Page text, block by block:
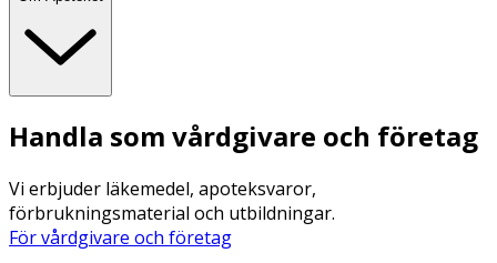
Handla som vårdgivare och företag
Vi erbjuder läkemedel, apoteksvaror,
förbrukningsmaterial och utbildningar.
För vårdgivare och företag